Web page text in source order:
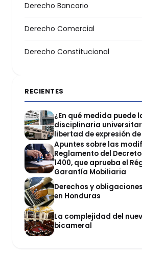
Derecho Bancario
Derecho Comercial
Derecho Constitucional
RECIENTES
¿En qué medida puede
disciplinaria
libertad de expresión
Apuntes sobre las
Reglamento del
1400, que aprueba el
Garantía Mobiliaria
Derechos y
en Honduras
La complejidad del
bicameral